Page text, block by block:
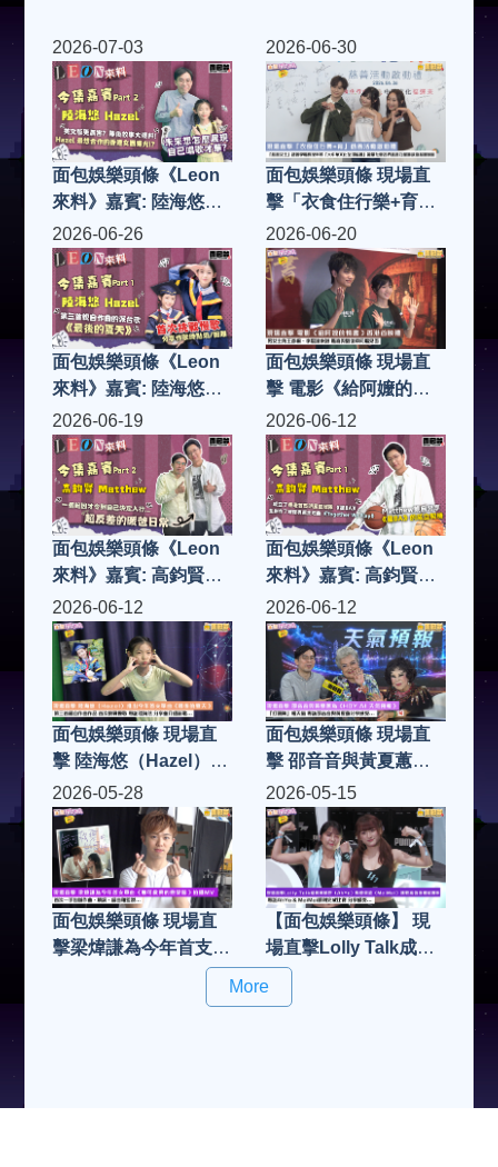
2026-07-03
面包娛樂頭條《Leon
來料》嘉賓: 陸海悠
Hazel (Part 2)
2026-06-30
面包娛樂頭條 現場直
擊「衣食住行樂+育」
慈善活動啟動禮「慈善
女王」趙曾學韞教授率
領「大中華文化全球協
會」凝聚社會各界慈善
力量 籌款助基層家庭
2026-06-26
面包娛樂頭條《Leon
來料》嘉賓: 陸海悠
Hazel (Part 1)
2026-06-20
面包娛樂頭條 現場直
擊 電影《給阿嬤的情
書》香港首映禮 男女
主角王彥桐、李思潼來
港 驚喜與劉德華同場
見面
2026-06-19
面包娛樂頭條《Leon
來料》嘉賓: 高鈞賢
Matthew (Part 2)
2026-06-12
面包娛樂頭條《Leon
來料》嘉賓: 高鈞賢
Matthew (Part 1)
2026-06-12
面包娛樂頭條 現場直
擊 陸海悠（Hazel）推
出今年首支單曲《最後
的夏天》 第三首親自
作曲作品 首次挑戰慢
歌 專訪陸海悠 分享並
介紹新歌...
2026-06-12
面包娛樂頭條 現場直
擊 邵音音與黃夏蕙為
《HOY AI 天氣預報》
「打頭陣」報天氣 專
訪邵音音與黃夏蕙分享
感受...
2026-05-28
面包娛樂頭條 現場直
擊梁煒謙為今年首支單
曲《無可救藥的戀愛
腦》拍攝MV 首次一手
2026-05-15
【面包娛樂頭條】 現
場直擊Lolly Talk成員
郭曉妍（AhYo）與曾
美欣（MeiMei）挑戰
More